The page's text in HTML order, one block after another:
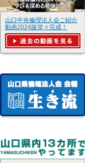
山口中央倫理法人会ご紹介
動画2024版堂々完成！